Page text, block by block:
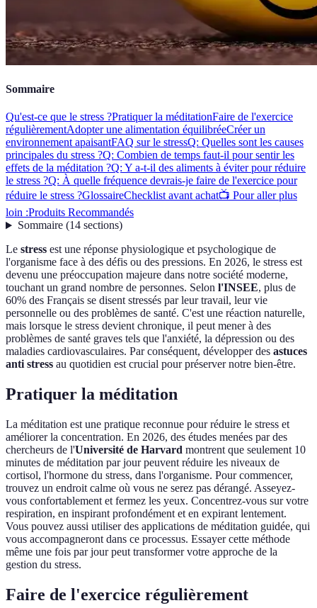
Sommaire
Qu'est-ce que le stress ?Pratiquer la méditationFaire de l'exercice
régulièrementAdopter une alimentation équilibréeCréer un
environnement apaisantFAQ sur le stressQ: Quelles sont les causes
principales du stress ?Q: Combien de temps faut-il pour sentir les
effets de la méditation ?Q: Y a-t-il des aliments à éviter pour réduire
le stress ?Q: À quelle fréquence devrais-je faire de l'exercice pour
réduire le stress ?GlossaireChecklist avant achat📺 Pour aller plus
loin :Produits Recommandés
Sommaire(14 sections)
Le stress est une réponse physiologique et psychologique de
l'organisme face à des défis ou des pressions. En 2026, le stress est
devenu une préoccupation majeure dans notre société moderne,
touchant un grand nombre de personnes. Selon l'INSEE, plus de
60% des Français se disent stressés par leur travail, leur vie
personnelle ou des problèmes de santé. C'est une réaction naturelle,
mais lorsque le stress devient chronique, il peut mener à des
problèmes de santé graves tels que l'anxiété, la dépression ou des
maladies cardiovasculaires. Par conséquent, développer des astuces
anti stress au quotidien est crucial pour préserver notre bien-être.
Pratiquer la méditation
La méditation est une pratique reconnue pour réduire le stress et
améliorer la concentration. En 2026, des études menées par des
chercheurs de l'Université de Harvard montrent que seulement 10
minutes de méditation par jour peuvent réduire les niveaux de
cortisol, l'hormone du stress, dans l'organisme. Pour commencer,
trouvez un endroit calme où vous ne serez pas dérangé. Asseyez-
vous confortablement et fermez les yeux. Concentrez-vous sur votre
respiration, en inspirant profondément et en expirant lentement.
Vous pouvez aussi utiliser des applications de méditation guidée, qui
vous accompagneront dans ce processus. Essayer cette méthode
même une fois par jour peut transformer votre approche de la
gestion du stress.
Faire de l'exercice régulièrement